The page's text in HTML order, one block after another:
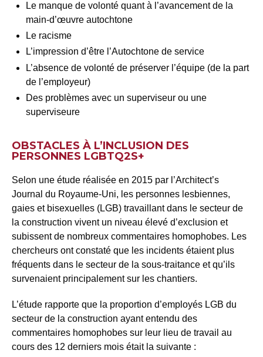
Le manque de volonté quant à l’avancement de la
main-d’œuvre autochtone
Le racisme
L’impression d’être l’Autochtone de service
L’absence de volonté de préserver l’équipe (de la part
de l’employeur)
Des problèmes avec un superviseur ou une
superviseure
OBSTACLES À L’INCLUSION DES
PERSONNES LGBTQ2S+
Selon une étude réalisée en 2015 par l’Architect’s
Journal du Royaume-Uni, les personnes lesbiennes,
gaies et bisexuelles (LGB) travaillant dans le secteur de
la construction vivent un niveau élevé d’exclusion et
subissent de nombreux commentaires homophobes. Les
chercheurs ont constaté que les incidents étaient plus
fréquents dans le secteur de la sous-traitance et qu’ils
survenaient principalement sur les chantiers.
L’étude rapporte que la proportion d’employés LGB du
secteur de la construction ayant entendu des
commentaires homophobes sur leur lieu de travail au
cours des 12 derniers mois était la suivante :